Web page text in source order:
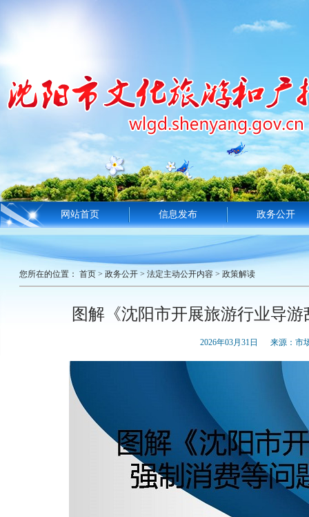
网站首页 信息发布 政务公开
您所在的位置： 首页 > 政务公开 > 法定主动公开内容 > 政策解读
图解《沈阳市开展旅游行业导
2026年03月31日 来源：市